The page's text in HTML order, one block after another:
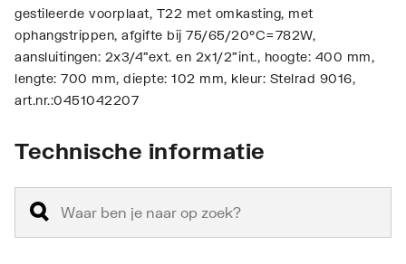
gestileerde voorplaat, T22 met omkasting, met
ophangstrippen, afgifte bij 75/65/20°C=782W,
aansluitingen: 2x3/4"ext. en 2x1/2"int., hoogte: 400 mm,
lengte: 700 mm, diepte: 102 mm, kleur: Stelrad 9016,
art.nr.:0451042207
Technische informatie